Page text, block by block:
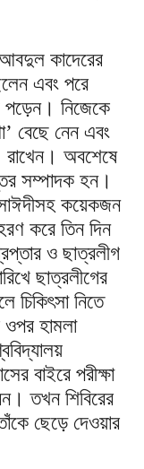
কাদেরের
এবং পরে
পড়েন। নিজেকে
বেছে নেন এবং
রাখেন। অবশেষে
সম্পাদক হন।
কয়েকজন
করে তিন দিন
ও ছাত্রলীগ
ছাত্রলীগের
চিকিৎসা নিতে
হামলা
বাইরে পরীক্ষা
তখন শিবিরের
ছেড়ে দেওয়ার